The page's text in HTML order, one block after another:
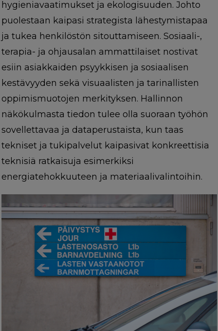
hygieniavaatimukset ja ekologisuuden. Johto
puolestaan kaipasi strategista lähestymistapaa
ja tukea henkilöstön sitouttamiseen. Sosiaali-,
terapia- ja ohjausalan ammattilaiset nostivat
esiin asiakkaiden psyykkisen ja sosiaalisen
kestävyyden sekä visuaalisten ja tarinallisten
oppimismuotojen merkityksen. Hallinnon
näkökulmasta tiedon tulee olla suoraan työhön
sovellettavaa ja dataperustaista, kun taas
tekniset ja tukipalvelut kaipasivat konkreettisia
teknisiä ratkaisuja esimerkiksi
energiatehokkuuteen ja materiaalivalintoihin.